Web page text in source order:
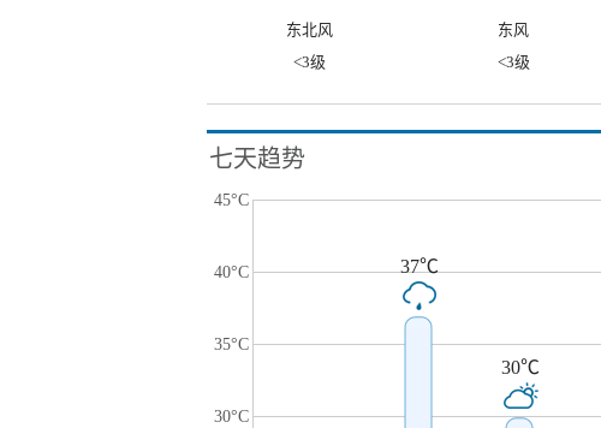
东北风 东风
<3级
<3级
七天趋势
45°C
40°C
35°C
30°C
37℃
30℃